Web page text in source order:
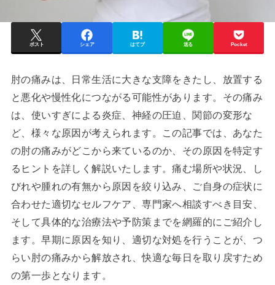
ポスト シェア はてブ 送る Pocket
肘の痛みは、日常生活に大きな支障をきたし、放置する
と悪化や慢性化につながる可能性があります。その痛み
は、使いすぎによる炎症、神経の圧迫、関節の変形な
ど、様々な原因が考えられます。この記事では、あなた
の肘の痛みがどこから来ているのか、その原因を特定す
るヒントを詳しく解説いたします。痛む場所や状況、し
びれや腫れの有無から原因を絞り込み、ご自身の症状に
合わせた適切なセルフケア、専門家へ相談すべき目安、
そして具体的な治療法や予防策までを網羅的にご紹介し
ます。早期に原因を知り、適切な対処を行うことが、つ
らい肘の痛みから解放され、快適な毎日を取り戻すため
の第一歩となります。